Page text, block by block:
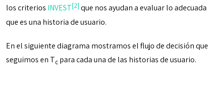
los criterios INVEST[2] que nos ayudan a evaluar lo adecuada
que es una historia de usuario.
En el siguiente diagrama mostramos el flujo de decisión que
seguimos en Tc para cada una de las historias de usuario.